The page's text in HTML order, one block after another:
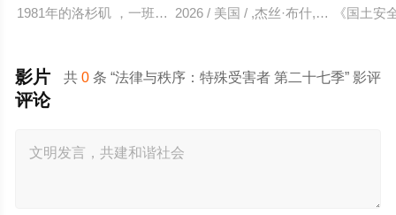
1981年的洛杉矶 ，一班精英名校的高中生原本过住灿烂生活，
2026 / 美国 / ,杰丝·布什,克里斯蒂娜·
《国土
共0 条 “法律与秩序：特殊受害者 第二十七季” 影评
影片
评论